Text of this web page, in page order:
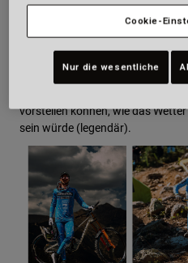
wurde, wusste niemand, welche
würden (einige waren es nicht),
nach einem großartigen Auftritt
Schottland nur wenige Wochen
würde (zwei Bell-Fahrer zogen
vorstellen können, wie das
sein würde (legendär).
Cookie-
Nur die wesentliche